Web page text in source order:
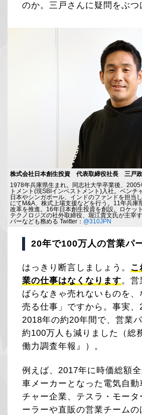
のか。三戸さんに疑問をぶつ
株式会社日本創生投資 代表取締役社長 三戸
1978年兵庫県生まれ。同志社大学卒業後、
トメント(現SBIインベストメント)入社。ベンチ
日本やシンガポール、インドのファンドを担当
にてM&A、株式上場支援などを行う。11年兵庫
改革を推進。16年日本創生投資を創設。ロケッ
テクノロジズの社外取締役、堀江貴文氏が主宰
バーなども務める Twitter： @310JPN
20年で100万人の営業パ
はっきり断言しましょう。 こ
業の仕事はなくなります。営
ばらなきゃ売れないものを、
売る仕事」ですから。事実、
2018年の約20年間で、営業
約100万人も減りました（総
働力調査年報』）。
例えば、2017年に時価総額
車メーカーとなった電気自動
チャー企業、テスラ・モータ
ーラーや直販の営業チーム